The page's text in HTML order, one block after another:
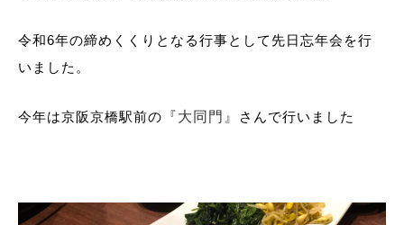
令和6年の締めくくりとなる行事として先日忘年会を行
いました。
今年は京阪京橋駅前の 『大同門』 さんで行いました